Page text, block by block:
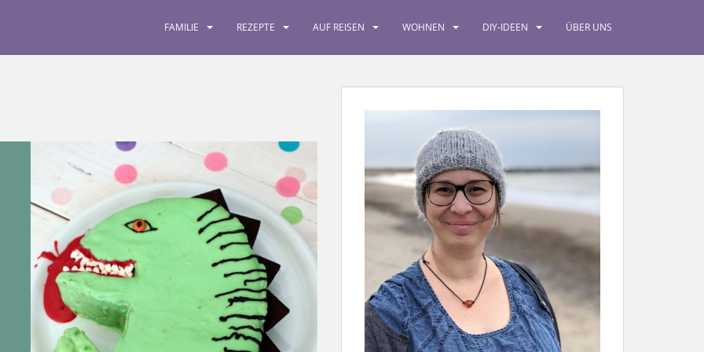
FAMILIE REZEPTE AUF REISEN WOHNEN DIY-IDEEN ÜBER UNS